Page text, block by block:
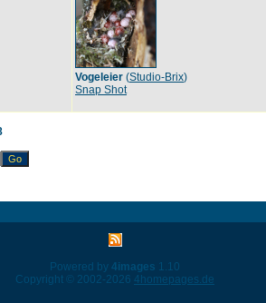
Vogeleier (Studio-Brix)
Snap Shot
Powered by 4images 1.10
Copyright © 2002-2026 4homepages.de